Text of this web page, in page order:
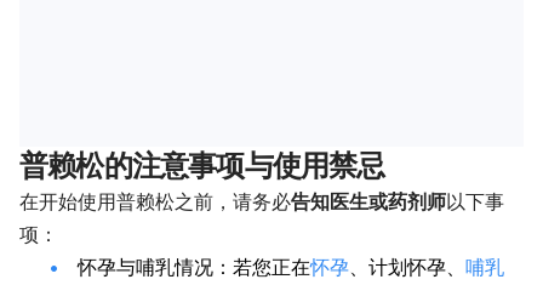
普赖松的注意事项与使用禁忌
在开始使用普赖松之前，请务必告知医生或药剂师以下事
项：
怀孕与哺乳情况：若您正在怀孕 、计划怀孕、 哺乳